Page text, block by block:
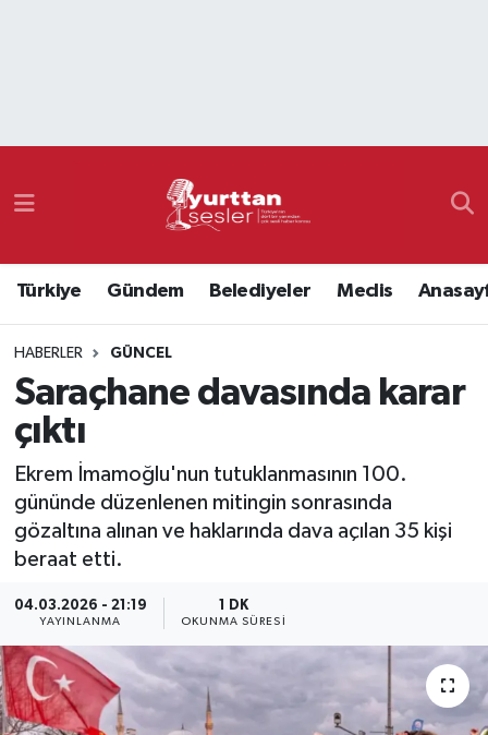
Türkiye Gündem Belediyeler Meclis
HABERLER GÜNCEL
Saraçhane davasında karar
çıktı
Ekrem İmamoğlu'nun tutuklanmasının 100.
gününde düzenlenen mitingin sonrasında
gözaltına alınan ve haklarında dava açılan 35 kişi
beraat etti.
04.03.2026 - 21:19
YAYINLANMA
1 DK
OKUNMA SÜRESI
Namaz Vakitleri
Süper Lig Puan Durumu ve Fikstür
Tüm Manşetler
Son Dakika Haberleri
Haber Arşivi